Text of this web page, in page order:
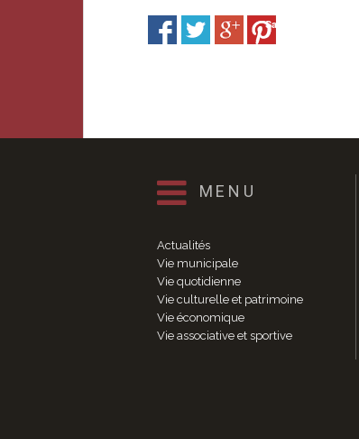
Save
MENU
Actualités
Vie municipale
Vie quotidienne
Vie culturelle et patrimoine
Vie économique
Vie associative et sportive